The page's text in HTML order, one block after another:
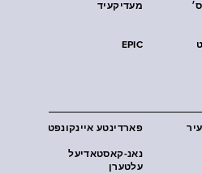
מעדיקעיד
EPIC
פארדינטע איינקונפט
נאנ-קאסטאדיעל
עלטערן